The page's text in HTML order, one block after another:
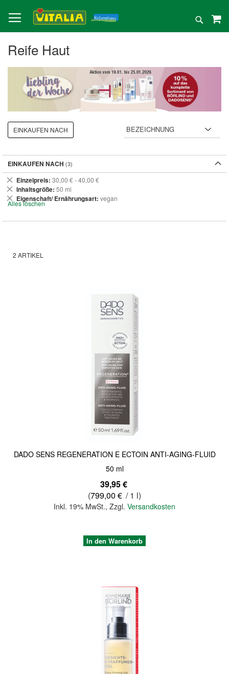
zum
Inhalt
Suche
Reife Haut
2 ARTIKEL
DADO SENS REGENERATION E ECTOIN ANTI-AGING-FLUID
50 ml
39,95 €
(799,00 € / 1 l)
Inkl. 19% MwSt., Zzgl. Versandkosten
In den Warenkorb
EINKAUFEN NACH
EINKAUFEN NACH
Einzelpreis 30,00 € - 40,00 €
Dies
entfernen
Inhaltsgröße 50 ml
Dies
entfernen
Eigenschaft/ Ernährungsart vegan
Dies
entfernen
Alles löschen